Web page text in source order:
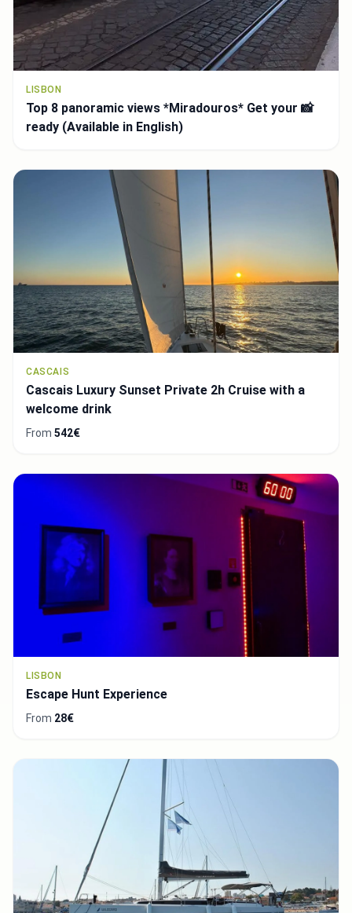
LISBON
Top 8 panoramic views *Miradouros* Get your 📸
ready (Available in English)
CASCAIS
Cascais Luxury Sunset Private 2h Cruise with a
welcome drink
From 542€
LISBON
Escape Hunt Experience
From 28€